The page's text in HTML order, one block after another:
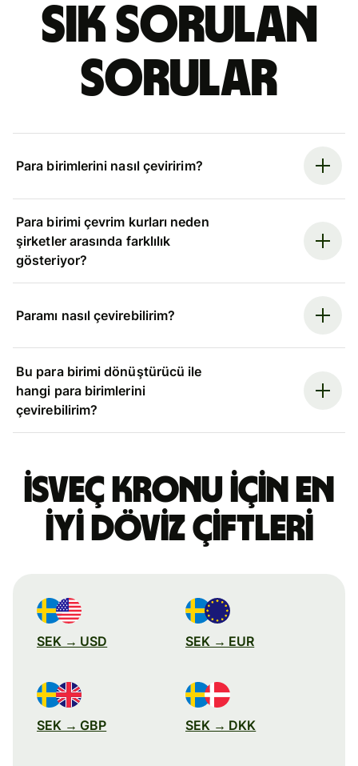
Sık sorulan
sorular
Para birimlerini nasıl çeviririm?
Para birimi çevrim kurları neden
şirketler arasında farklılık
gösteriyor?
Paramı nasıl çevirebilirim?
Bu para birimi dönüştürücü ile
hangi para birimlerini
çevirebilirim?
İsveç kronu için en
iyi döviz çiftleri
SEK → USD SEK → EUR
SEK → GBP SEK → DKK